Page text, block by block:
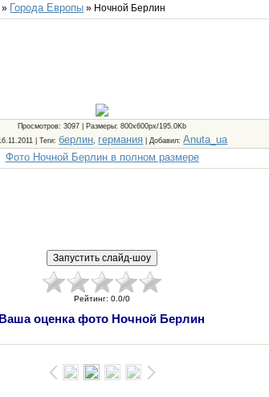
» Города Европы » Ночной Берлин
Просмотров: 3097 | Размеры: 800x600px/195.0Kb
|Теги:берлин германия Добавил:Anuta_ua
Фото Ночной Берлин в полном размере
Рейтинг: 0.0/0
Ваша оценка фото Ночной Берлин